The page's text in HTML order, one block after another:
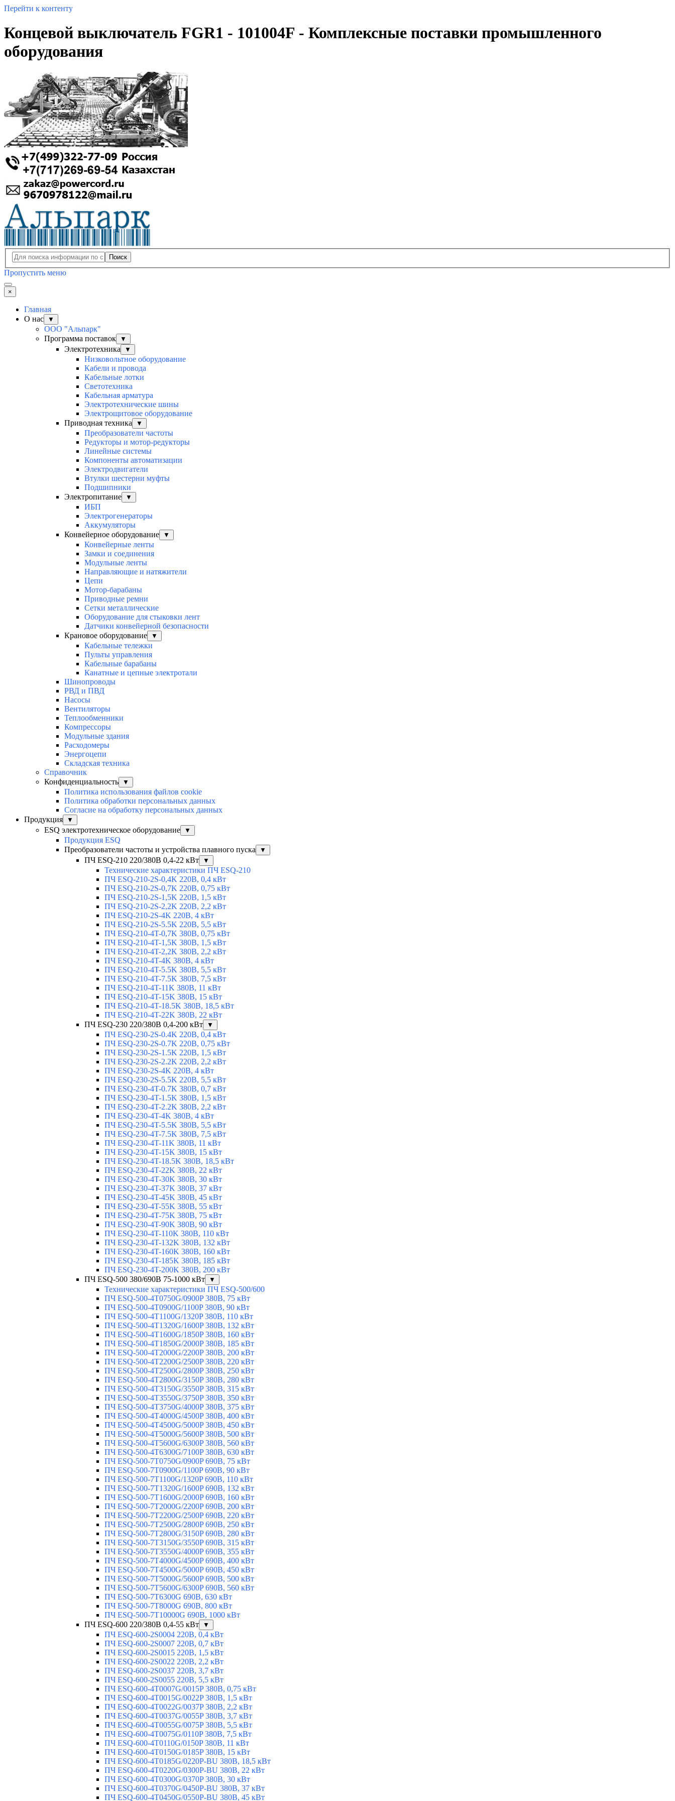
Перейти к контенту
Концевой выключатель FGR1 - 101004F - Комплексные поставки промышленного
оборудования
Поиск
Пропустить меню
×
Главная
О нас
▼
ООО "Альпарк"
Программа поставок
▼
Электротехника ▼
Низковольтное оборудование
Кабели и провода
Кабельные лотки
Светотехника
Кабельная арматура
Электротехнические шины
Электрощитовое оборудование
Приводная техника
▼
Преобразователи частоты
Редукторы и мотор-редукторы
Линейные системы
Компоненты автоматизации
Электродвигатели
Втулки шестерни муфты
Подшипники
Электропитание
▼
ИБП
Электрогенераторы
Аккумуляторы
Конвейерное оборудование
▼
Конвейерные ленты
Замки и соединения
Модульные ленты
Направляющие и натяжители
Цепи
Мотор-барабаны
Приводные ремни
Сетки металлические
Оборудование для стыковки лент
Датчики конвейерной безопасности
Крановое оборудование
▼
Кабельные тележки
Пульты управления
Кабельные барабаны
Канатные и цепные электротали
Шинопроводы
РВД и ПВД
Насосы
Вентиляторы
Теплообменники
Компрессоры
Модульные здания
Расходомеры
Энергоцепи
Складская техника
Справочник
Конфиденциальность
▼
Политика использования файлов cookie
Политика обработки персональных данных
Согласие на обработку персональных данных
Продукция
▼
ESQ электротехническое оборудование ▼
Продукция ESQ
Преобразователи частоты и устройства плавного пуска
▼
ПЧ ESQ-210 220/380В 0,4-22 кВт ▼
Технические характеристики ПЧ ESQ-210
ПЧ ESQ-210-2S-0,4K 220В, 0,4 кВт
ПЧ ESQ-210-2S-0,7K 220В, 0,75 кВт
ПЧ ESQ-210-2S-1,5K 220В, 1,5 кВт
ПЧ ESQ-210-2S-2,2K 220В, 2,2 кВт
ПЧ ESQ-210-2S-4K 220В, 4 кВт
ПЧ ESQ-210-2S-5.5K 220В, 5,5 кВт
ПЧ ESQ-210-4T-0,7K 380В, 0,75 кВт
ПЧ ESQ-210-4T-1,5K 380В, 1,5 кВт
ПЧ ESQ-210-4T-2,2K 380В, 2,2 кВт
ПЧ ESQ-210-4T-4K 380В, 4 кВт
ПЧ ESQ-210-4T-5.5K 380В, 5,5 кВт
ПЧ ESQ-210-4T-7.5K 380В, 7,5 кВт
ПЧ ESQ-210-4T-11K 380В, 11 кВт
ПЧ ESQ-210-4T-15K 380В, 15 кВт
ПЧ ESQ-210-4T-18.5K 380В, 18,5 кВт
ПЧ ESQ-210-4T-22K 380В, 22 кВт
ПЧ ESQ-230 220/380В 0,4-200 кВт
▼
ПЧ ESQ-230-2S-0.4K 220В, 0,4 кВт
ПЧ ESQ-230-2S-0.7K 220В, 0,75 кВт
ПЧ ESQ-230-2S-1.5K 220В, 1,5 кВт
ПЧ ESQ-230-2S-2.2K 220В, 2,2 кВт
ПЧ ESQ-230-2S-4K 220В, 4 кВт
ПЧ ESQ-230-2S-5.5K 220В, 5,5 кВт
ПЧ ESQ-230-4T-0.7K 380В, 0,7 кВт
ПЧ ESQ-230-4T-1.5K 380В, 1,5 кВт
ПЧ ESQ-230-4T-2.2K 380В, 2,2 кВт
ПЧ ESQ-230-4T-4K 380В, 4 кВт
ПЧ ESQ-230-4T-5.5K 380В, 5,5 кВт
ПЧ ESQ-230-4T-7.5K 380В, 7,5 кВт
ПЧ ESQ-230-4T-11K 380В, 11 кВт
ПЧ ESQ-230-4T-15K 380В, 15 кВт
ПЧ ESQ-230-4T-18.5K 380В, 18,5 кВт
ПЧ ESQ-230-4T-22K 380В, 22 кВт
ПЧ ESQ-230-4T-30K 380В, 30 кВт
ПЧ ESQ-230-4T-37K 380В, 37 кВт
ПЧ ESQ-230-4T-45K 380В, 45 кВт
ПЧ ESQ-230-4T-55K 380В, 55 кВт
ПЧ ESQ-230-4T-75K 380В, 75 кВт
ПЧ ESQ-230-4T-90K 380В, 90 кВт
ПЧ ESQ-230-4T-110K 380В, 110 кВт
ПЧ ESQ-230-4T-132K 380В, 132 кВт
ПЧ ESQ-230-4T-160K 380В, 160 кВт
ПЧ ESQ-230-4T-185K 380В, 185 кВт
ПЧ ESQ-230-4T-200K 380В, 200 кВт
ПЧ ESQ-500 380/690В 75-1000 кВт
▼
Технические характеристики ПЧ ESQ-500/600
ПЧ ESQ-500-4T0750G/0900P 380В, 75 кВт
ПЧ ESQ-500-4T0900G/1100P 380В, 90 кВт
ПЧ ESQ-500-4T1100G/1320P 380В, 110 кВт
ПЧ ESQ-500-4T1320G/1600P 380В, 132 кВт
ПЧ ESQ-500-4T1600G/1850P 380В, 160 кВт
ПЧ ESQ-500-4T1850G/2000P 380В, 185 кВт
ПЧ ESQ-500-4T2000G/2200P 380В, 200 кВт
ПЧ ESQ-500-4T2200G/2500P 380В, 220 кВт
ПЧ ESQ-500-4T2500G/2800P 380В, 250 кВт
ПЧ ESQ-500-4T2800G/3150P 380В, 280 кВт
ПЧ ESQ-500-4T3150G/3550P 380В, 315 кВт
ПЧ ESQ-500-4T3550G/3750P 380В, 350 кВт
ПЧ ESQ-500-4T3750G/4000P 380В, 375 кВт
ПЧ ESQ-500-4T4000G/4500P 380В, 400 кВт
ПЧ ESQ-500-4T4500G/5000P 380В, 450 кВт
ПЧ ESQ-500-4T5000G/5600P 380В, 500 кВт
ПЧ ESQ-500-4T5600G/6300P 380В, 560 кВт
ПЧ ESQ-500-4T6300G/7100P 380В, 630 кВт
ПЧ ESQ-500-7T0750G/0900P 690В, 75 кВт
ПЧ ESQ-500-7T0900G/1100P 690В, 90 кВт
ПЧ ESQ-500-7T1100G/1320P 690В, 110 кВт
ПЧ ESQ-500-7T1320G/1600P 690В, 132 кВт
ПЧ ESQ-500-7T1600G/2000P 690В, 160 кВт
ПЧ ESQ-500-7T2000G/2200P 690В, 200 кВт
ПЧ ESQ-500-7T2200G/2500P 690В, 220 кВт
ПЧ ESQ-500-7T2500G/2800P 690В, 250 кВт
ПЧ ESQ-500-7T2800G/3150P 690В, 280 кВт
ПЧ ESQ-500-7T3150G/3550P 690В, 315 кВт
ПЧ ESQ-500-7T3550G/4000P 690В, 355 кВт
ПЧ ESQ-500-7T4000G/4500P 690В, 400 кВт
ПЧ ESQ-500-7T4500G/5000P 690В, 450 кВт
ПЧ ESQ-500-7T5000G/5600P 690В, 500 кВт
ПЧ ESQ-500-7T5600G/6300P 690В, 560 кВт
ПЧ ESQ-500-7T6300G 690В, 630 кВт
ПЧ ESQ-500-7T8000G 690В, 800 кВт
ПЧ ESQ-500-7T10000G 690В, 1000 кВт
ПЧ ESQ-600 220/380В 0,4-55 кВт
▼
ПЧ ESQ-600-2S0004 220В, 0,4 кВт
ПЧ ESQ-600-2S0007 220В, 0,7 кВт
ПЧ ESQ-600-2S0015 220В, 1,5 кВт
ПЧ ESQ-600-2S0022 220В, 2,2 кВт
ПЧ ESQ-600-2S0037 220В, 3,7 кВт
ПЧ ESQ-600-2S0055 220В, 5,5 кВт
ПЧ ESQ-600-4T0007G/0015P 380В, 0,75 кВт
ПЧ ESQ-600-4T0015G/0022P 380В, 1,5 кВт
ПЧ ESQ-600-4T0022G/0037P 380В, 2,2 кВт
ПЧ ESQ-600-4T0037G/0055P 380В, 3,7 кВт
ПЧ ESQ-600-4T0055G/0075P 380В, 5,5 кВт
ПЧ ESQ-600-4T0075G/0110P 380В, 7,5 кВт
ПЧ ESQ-600-4T0110G/0150P 380В, 11 кВт
ПЧ ESQ-600-4T0150G/0185P 380В, 15 кВт
ПЧ ESQ-600-4T0185G/0220P-BU 380В, 18,5 кВт
ПЧ ESQ-600-4T0220G/0300P-BU 380В, 22 кВт
ПЧ ESQ-600-4T0300G/0370P 380В, 30 кВт
ПЧ ESQ-600-4T0370G/0450P-BU 380В, 37 кВт
ПЧ ESQ-600-4T0450G/0550P-BU 380В, 45 кВт